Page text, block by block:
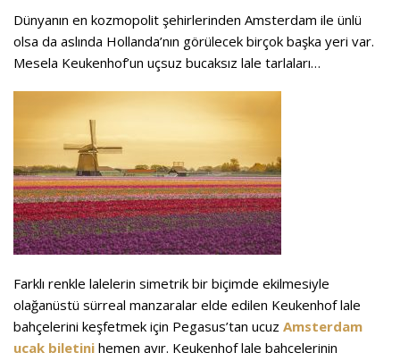
Dünyanın en kozmopolit şehirlerinden Amsterdam ile ünlü
olsa da aslında Hollanda’nın görülecek birçok başka yeri var.
Mesela Keukenhof’un uçsuz bucaksız lale tarlaları…
Farklı renkle lalelerin simetrik bir biçimde ekilmesiyle
olağanüstü sürreal manzaralar elde edilen Keukenhof lale
bahçelerini keşfetmek için Pegasus’tan ucuz Amsterdam
uçak biletini hemen ayır. Keukenhof lale bahçelerinin